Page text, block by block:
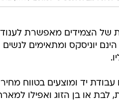
של הצמידים מאפשרת לענוד
הינם יוניסקס ומתאימים
לבת או בן הזוג ואפילו